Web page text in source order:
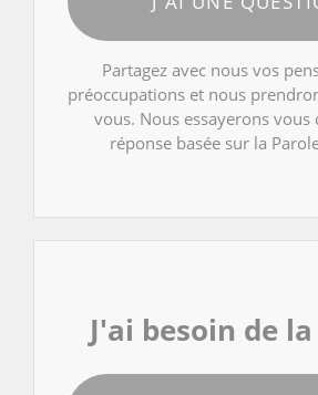
Partagez avec nous vos
préoccupations et nous
vous. Nous essayerons vous
réponse basée sur la
J'ai besoin de